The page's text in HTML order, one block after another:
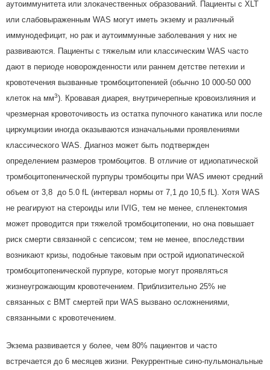
аутоиммунитета или злокачественных образований. Пациенты с XLT
или слабовыраженным WAS могут иметь экзему и различный
иммунодефицит, но рак и аутоиммунные заболевания у них не
развиваются. Пациенты с тяжелым или классическим WAS часто
дают в периоде новорожденности или раннем детстве петехии и
кровотечения вызванные тромбоцитопенией (обычно 10 000-50 000
клеток на мм3). Кровавая диарея, внутричерепные кровоизлияния и
чрезмерная кровоточивость из остатка пупочного канатика или после
циркумцизии иногда оказываются изначальными проявлениями
классического WAS. Диагноз может быть подтвержден
определением размеров тромбоцитов. В отличие от идиопатической
тромбоцитопенической пурпуры тромбоциты при WAS имеют средний
объем от 3,8 до 5.0 fL (интервал нормы от 7,1 до 10,5 fL). Хотя WAS
не реагируют на стероиды или IVIG, тем не менее, спленектомия
может проводится при тяжелой тромбоцитопении, но она повышает
риск смерти связанной с сепсисом; тем не менее, впоследствии
возникают кризы, подобные таковым при острой идиопатической
тромбоцитопенической пурпуре, которые могут проявляться
жизнеугрожающим кровотечением. Приблизительно 25% не
связанных с BMT смертей при WAS вызвано осложнениями,
связанными с кровотечением.
Экзема развивается у более, чем 80% пациентов и часто
встречается до 6 месяцев жизни. Рекуррентные сино-пульмональные